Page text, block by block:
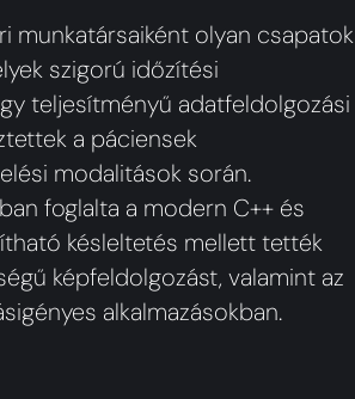
munkatársaiként olyan csapatok
szigorú időzítési
teljesítményű adatfeldolgozási
a páciensek
modalitások során.
foglalta a modern C++ és
késleltetés mellett tették
képfeldolgozást, valamint az
alkalmazásokban.